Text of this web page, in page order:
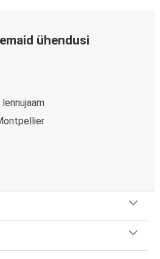
ühendusi